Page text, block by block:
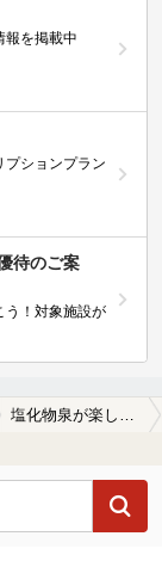
報を掲載中
プションプラン
待のご案
う！対象施設が
塩化物泉が楽しめる岩室温泉の温泉、日帰り温泉、スーパー銭湯おすすめ